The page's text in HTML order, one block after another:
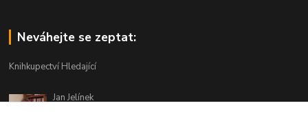
Neváhejte se zeptat:
Knihkupectví Hledající
Jan Jelínek